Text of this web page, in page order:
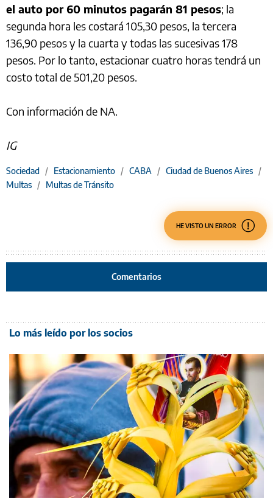
el auto por 60 minutos pagarán 81 pesos; la
segunda hora les costará 105,30 pesos, la tercera
136,90 pesos y la cuarta y todas las sucesivas 178
pesos. Por lo tanto, estacionar cuatro horas tendrá un
costo total de 501,20 pesos.
Con información de NA.
IG
Sociedad / Estacionamiento / CABA / Ciudad de Buenos Aires /
Multas / Multas de Tránsito
HE VISTO UN ERROR
Comentarios
Lo más leído por los socios